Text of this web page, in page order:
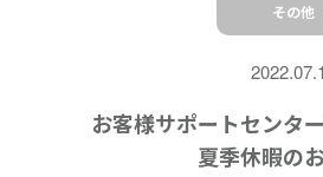
その他
お客様サポートセンタ
夏季休暇の